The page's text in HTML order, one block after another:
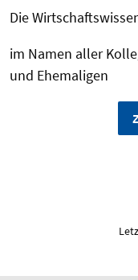
Die
im Namen aller
und Ehemaligen